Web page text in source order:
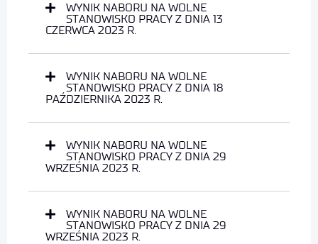
WYNIK NABORU NA WOLNE
STANOWISKO PRACY Z DNIA 13
CZERWCA 2023 R.
WYNIK NABORU NA WOLNE
STANOWISKO PRACY Z DNIA 18
PAŹDZIERNIKA 2023 R.
WYNIK NABORU NA WOLNE
STANOWISKO PRACY Z DNIA 29
WRZEŚNIA 2023 R.
WYNIK NABORU NA WOLNE
STANOWISKO PRACY Z DNIA 29
WRZEŚNIA 2023 R.